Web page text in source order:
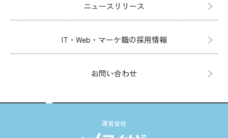
ニュースリリース
IT・Web・マーケ職の採用情報
お問い合わせ
運営会社